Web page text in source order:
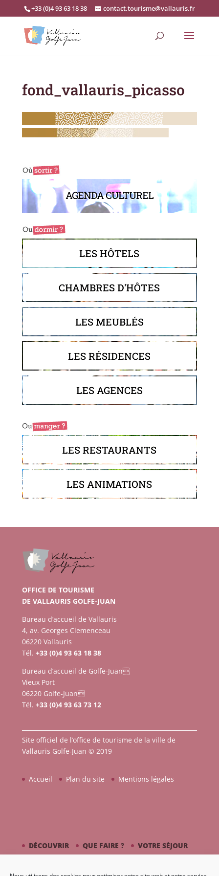
+33 (0)4 93 63 18 38 contact.tourisme@vallauris.fr
fond_vallauris_picasso
AGENDA CULTUREL
LES HÔTELS
CHAMBRES D'HÔTES
LES MEUBLÉS
LES RÉSIDENCES
LES AGENCES
LES RESTAURANTS
LES ANIMATIONS
OFFICE DE TOURISME
DE VALLAURIS GOLFE-JUAN
Bureau d’accueil de Vallauris
4, av. Georges Clemenceau
06220 Vallauris
Tél. +33 (0)4 93 63 18 38
Bureau d’accueil de Golfe-Juan
Vieux Port
06220 Golfe-Juan
Tél. +33 (0)4 93 63 73 12
Site officiel de l’office de tourisme de la ville de
Vallauris Golfe-Juan © 2019
Accueil Plan du site Mentions légales
DÉCOUVRIR QUE FAIRE ?
VOTRE SÉJOUR